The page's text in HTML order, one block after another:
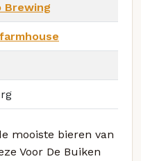
Brewing
mooiste bieren van
Voor De Buiken